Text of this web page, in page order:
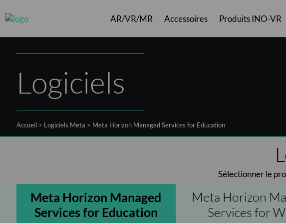
AR/VR/MR Accessoires Produits INO-VR
Logiciels
Accueil > Logiciels Meta > Meta Horizon Managed Services for Education
Sélectionner le
Meta Horizon Managed
Services for Education
Meta Horizon
Services for